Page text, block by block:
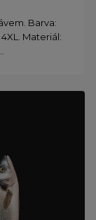
Barva:
Materiál: